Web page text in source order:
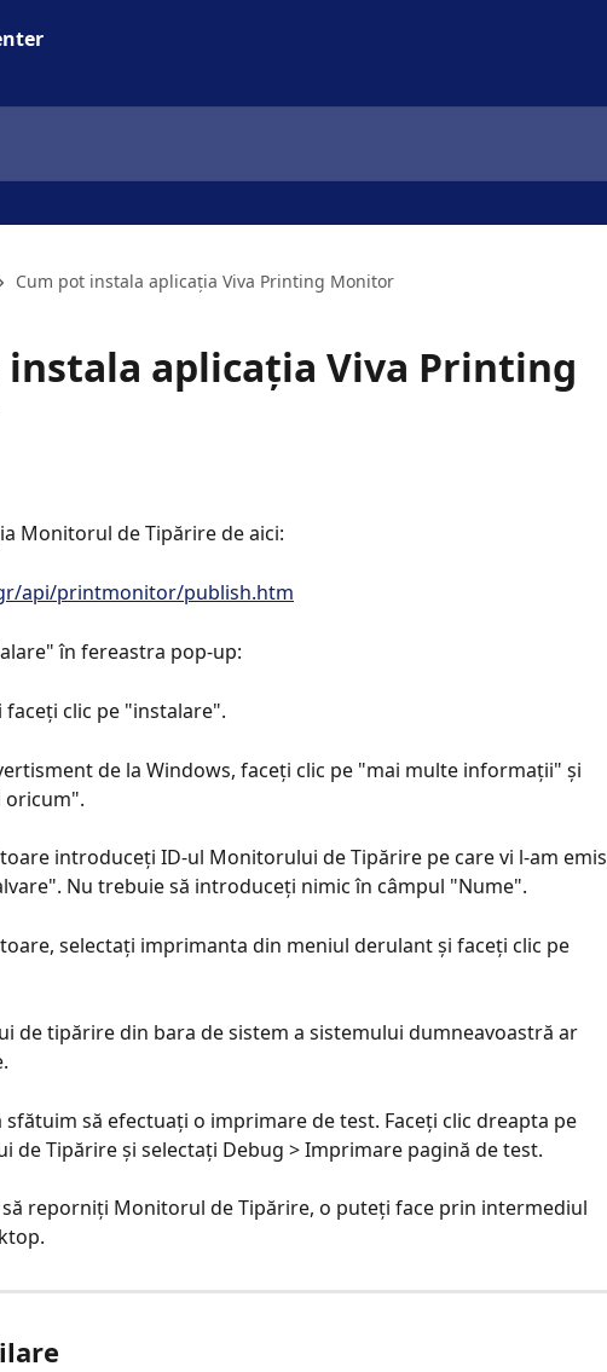
Cum pot instala aplicația Viva Printing Monitor
instala aplicația Viva Printing
Monitorul de Tipărire de aici:
api/printmonitor/publish.htm
în fereastra pop-up:
faceți clic pe "instalare".
de la Windows, faceți clic pe "mai multe informații" și
oricum".
introduceți ID-ul Monitorului de Tipărire pe care vi l-am emis
Nu trebuie să introduceți nimic în câmpul "Nume".
selectați imprimanta din meniul derulant și faceți clic pe
de tipărire din bara de sistem a sistemului dumneavoastră ar
sfătuim să efectuați o imprimare de test. Faceți clic dreapta pe
de Tipărire și selectați Debug > Imprimare pagină de test.
să reporniți Monitorul de Tipărire, o puteți face prin intermediul